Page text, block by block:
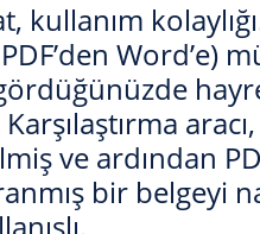
kullanım
Word’e)
ve ardından
bir belgeyi